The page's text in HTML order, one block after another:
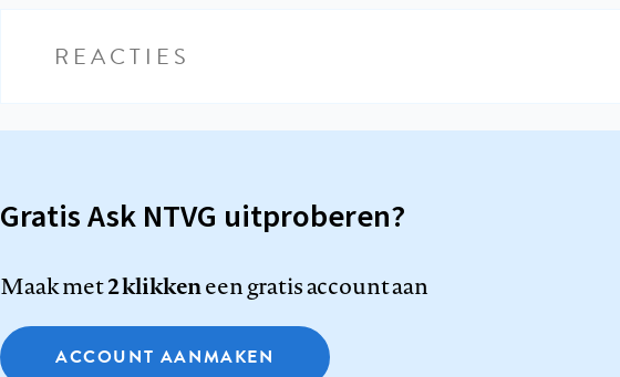
REACTIES
Gratis Ask NTVG uitproberen?
Maak met2 klikkeneen gratis account aan
ACCOUNT AANMAKEN